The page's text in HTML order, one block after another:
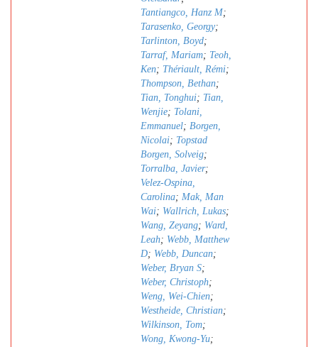
Tantiangco, Hanz M;
Tarasenko, Georgy;
Tarlinton, Boyd;
Tarraf, Mariam; Teoh,
Ken; Thériault, Rémi;
Thompson, Bethan;
Tian, Tonghui; Tian,
Wenjie; Tolani,
Emmanuel; Borgen,
Nicolai; Topstad
Borgen, Solveig;
Torralba, Javier;
Velez-Ospina,
Carolina; Mak, Man
Wai; Wallrich, Lukas;
Wang, Zeyang; Ward,
Leah; Webb, Matthew
D; Webb, Duncan;
Weber, Bryan S;
Weber, Christoph;
Weng, Wei-Chien;
Westheide, Christian;
Wilkinson, Tom;
Wong, Kwong-Yu;